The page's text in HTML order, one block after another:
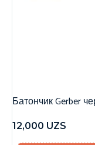
Батончик Gerber
12,000 UZS